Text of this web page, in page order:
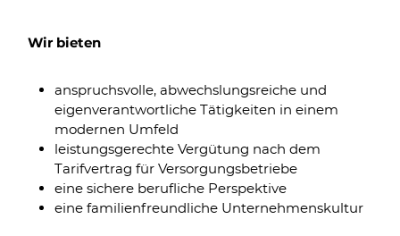
Wir bieten
anspruchsvolle, abwechslungsreiche und
eigenverantwortliche Tätigkeiten in einem
modernen Umfeld
leistungsgerechte Vergütung nach dem
Tarifvertrag für Versorgungsbetriebe
eine sichere berufliche Perspektive
eine familienfreundliche Unternehmenskultur